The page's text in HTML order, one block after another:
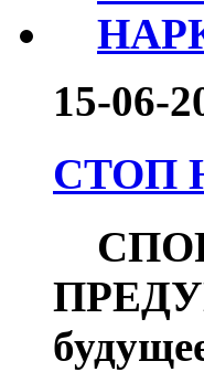
15-06-
СТОП